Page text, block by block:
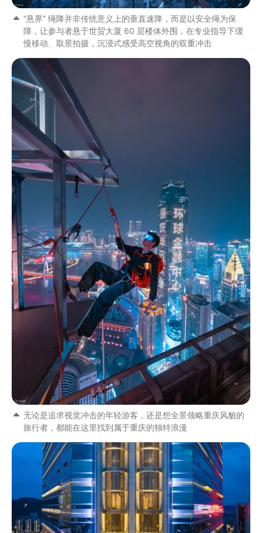
“悬界” 绳降并非传统意义上的垂直速降，而是以安全绳为保
障，让参与者悬于世贸大厦 60 层楼体外围，在专业指导下缓
慢移动、取景拍摄，沉浸式感受高空视角的双重冲击
无论是追求视觉冲击的年轻游客，还是想全景领略重庆风貌的
旅行者，都能在这里找到属于重庆的独特浪漫